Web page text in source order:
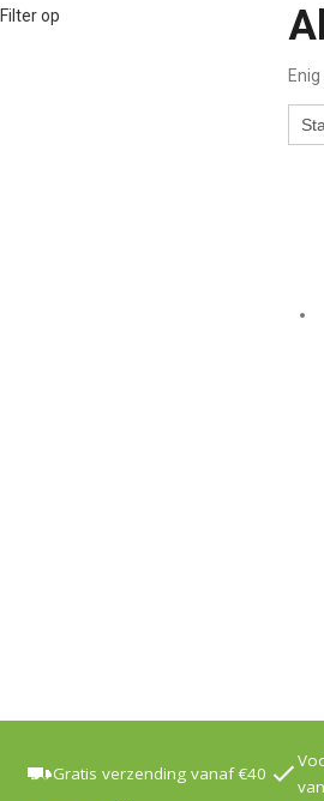
Filter op
Gratis verzending vanaf €40